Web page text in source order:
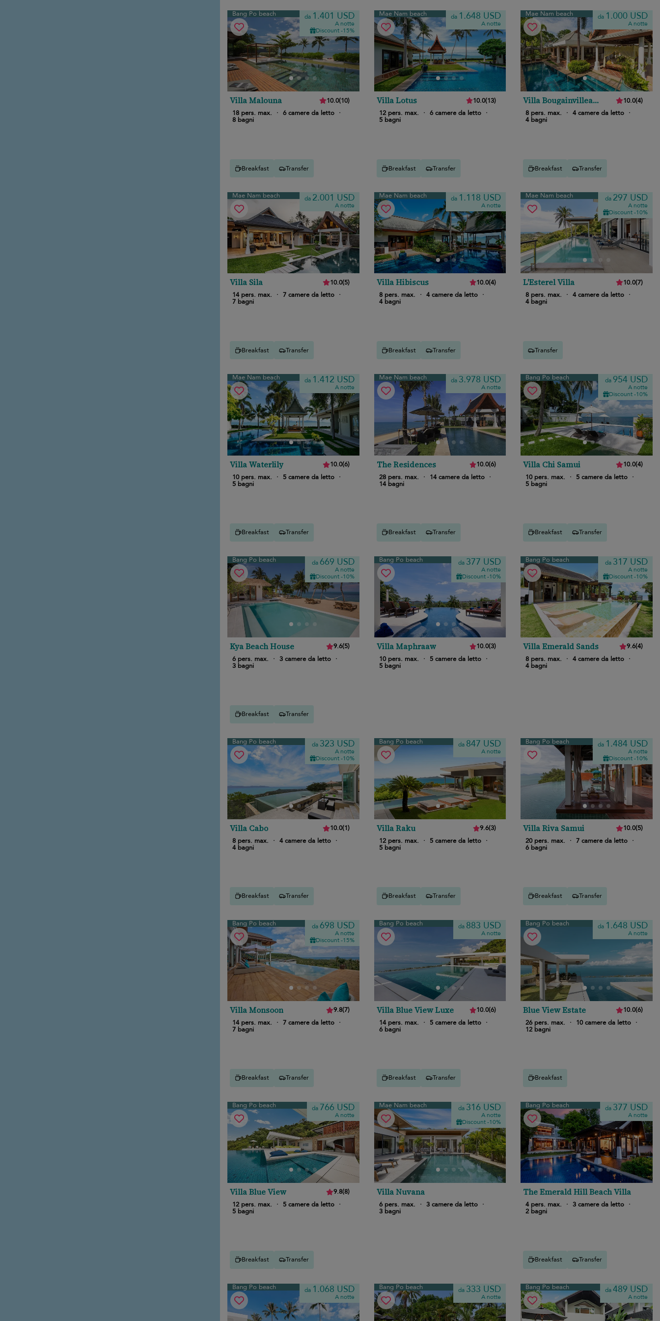
Bang Po beach da 1.401 USD
A notte
Discount -15%
Villa Malouna 10.0(10)
18 pers. max.
· 6 camere da letto ·
8 bagni
Breakfast Transfer
Mae Nam beach da 1.648 USD
A notte
Villa Lotus 10.0(13)
12 pers. max.
· 6 camere da letto ·
5 bagni
Breakfast Transfer
Mae Nam beach da 1.000 USD
A notte
Villa Bougainvillea
Samui
10.0(4)
8 pers. max.
· 4 camere da letto ·
4 bagni
Breakfast Transfer
Mae Nam beach da 2.001 USD
A notte
Villa Sila 10.0(5)
14 pers. max.
· 7 camere da letto ·
7 bagni
Breakfast Transfer
Mae Nam beach da 1.118 USD
A notte
Villa Hibiscus 10.0(4)
8 pers. max.
· 4 camere da letto ·
4 bagni
Breakfast Transfer
Mae Nam beach da 297 USD
A notte
Discount -10%
L'Esterel Villa 10.0(7)
8 pers. max.
· 4 camere da letto ·
4 bagni
Transfer
Mae Nam beach da 1.412 USD
A notte
Villa Waterlily 10.0(6)
10 pers. max.
· 5 camere da letto ·
5 bagni
Breakfast Transfer
Mae Nam beach da 3.978 USD
A notte
The Residences 10.0(6)
28 pers. max.
· 14 camere da letto ·
14 bagni
Breakfast Transfer
Bang Po beach da 954 USD
A notte
Discount -10%
Villa Chi Samui 10.0(4)
10 pers. max.
· 5 camere da letto ·
5 bagni
Breakfast Transfer
Bang Po beach da 669 USD
A notte
Discount -10%
Kya Beach House 9.6(5)
6 pers. max.
· 3 camere da letto ·
3 bagni
Breakfast Transfer
Bang Po beach da 377 USD
A notte
Discount -10%
Villa Maphraaw 10.0(3)
10 pers. max.
· 5 camere da letto ·
5 bagni
Bang Po beach da 317 USD
A notte
Discount -10%
Villa Emerald Sands 9.6(4)
8 pers. max.
· 4 camere da letto ·
4 bagni
Bang Po beach da 323 USD
A notte
Discount -10%
Villa Cabo 10.0(1)
8 pers. max.
· 4 camere da letto ·
4 bagni
Breakfast Transfer
Bang Po beach da 847 USD
A notte
Villa Raku 9.6(3)
12 pers. max.
· 5 camere da letto ·
5 bagni
Breakfast Transfer
Bang Po beach da 1.484 USD
A notte
Discount -10%
Villa Riva Samui 10.0(5)
20 pers. max.
· 7 camere da letto ·
6 bagni
Breakfast Transfer
Bang Po beach da 698 USD
A notte
Discount -15%
Villa Monsoon 9.8(7)
14 pers. max.
· 7 camere da letto ·
7 bagni
Breakfast Transfer
Bang Po beach da 883 USD
A notte
Villa Blue View Luxe 10.0(6)
14 pers. max.
· 5 camere da letto ·
6 bagni
Breakfast Transfer
Bang Po beach da 1.648 USD
A notte
Blue View Estate 10.0(6)
26 pers. max.
· 10 camere da letto ·
12 bagni
Breakfast
Bang Po beach da 766 USD
A notte
Villa Blue View 9.8(8)
12 pers. max.
· 5 camere da letto ·
5 bagni
Breakfast Transfer
Mae Nam beach da 316 USD
A notte
Discount -10%
Villa Nuvana
6 pers. max. · 3 camere da letto ·
3 bagni
Bang Po beach da 377 USD
A notte
The Emerald Hill Beach Villa
4 pers. max. · 3 camere da letto ·
2 bagni
Breakfast Transfer
Bang Po beach da 1.068 USD
A notte
Bang Po beach da 333 USD
A notte
Bang Po beach da489 USD
A notte